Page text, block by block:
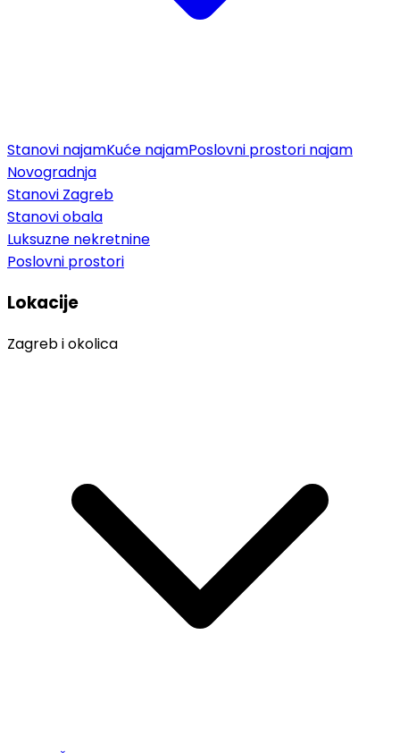
Stanovi najamKuće najamPoslovni prostori najam
Novogradnja
Stanovi Zagreb
Stanovi obala
Luksuzne nekretnine
Poslovni prostori
Lokacije
Zagreb i okolica